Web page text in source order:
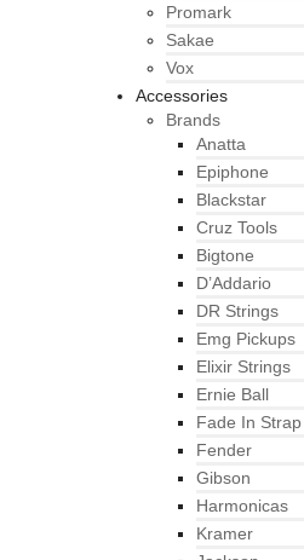
Promark
Sakae
Vox
Accessories
Brands
Anatta
Epiphone
Blackstar
Cruz Tools
Bigtone
D’Addario
DR Strings
Emg Pickups
Elixir Strings
Ernie Ball
Fade In Strap
Fender
Gibson
Harmonicas
Kramer